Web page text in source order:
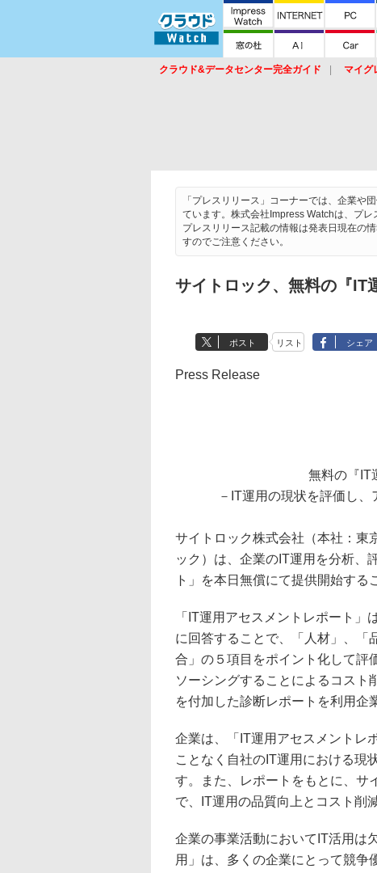
クラウド&データセンター完全ガイド マイグ
「プレスリリース」コーナーでは、企業や
ています。株式会社Impress Watchは、プレ
プレスリリース記載の情報は発表日現在の
すのでご注意ください。
サイトロック、無料の『IT
ポスト リスト シェア
Press Release
無料の『IT
－IT運用の現状を評価し
サイトロック株式会社（本社：
ック）は、企業のIT運用を分析、
ト」を本日無償にて提供開始する
「IT運用アセスメントレポート
に回答することで、「人材」、「
合」の５項目をポイント化して評
ソーシングすることによるコス
を付加した診断レポートを利用企
企業は、「IT運用アセスメントレ
ことなく自社のIT運用における現
す。また、レポートをもとに、サ
で、IT運用の品質向上とコスト削
企業の事業活動においてIT活用は
用」は、多くの企業にとって競争